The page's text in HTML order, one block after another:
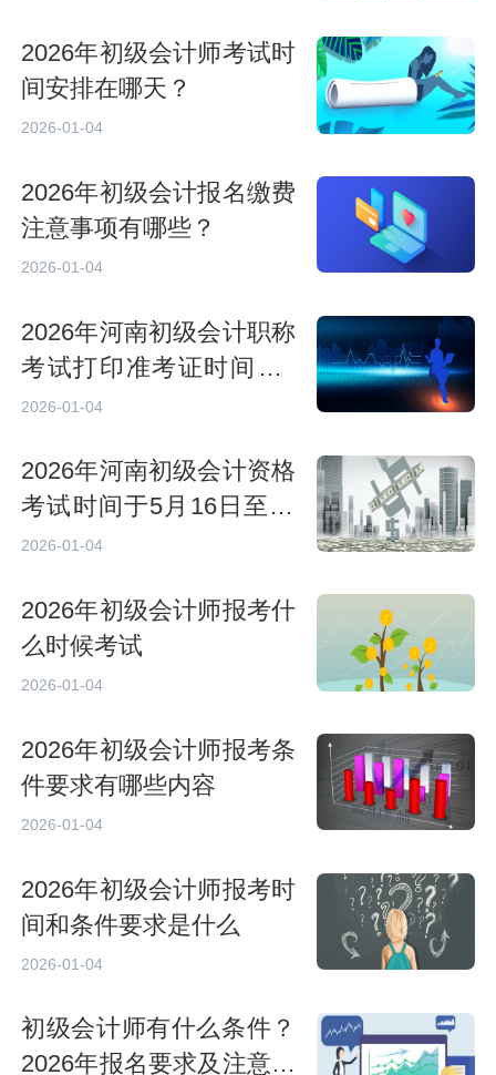
2026年初级会计师考试时
间安排在哪天？
2026-01-04
2026年初级会计报名缴费
注意事项有哪些？
2026-01-04
2026年河南初级会计职称
考试打印准考证时间：5
月8日至5月15日
2026-01-04
2026年河南初级会计资格
考试时间于5月16日至18
日举行，共6个批次
2026-01-04
2026年初级会计师报考什
么时候考试
2026-01-04
2026年初级会计师报考条
件要求有哪些内容
2026-01-04
2026年初级会计师报考时
间和条件要求是什么
2026-01-04
初级会计师有什么条件？
2026年报名要求及注意事